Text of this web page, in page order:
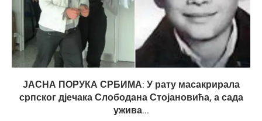
ЈАСНА ПОРУКА СРБИМА: У рату масакрирала
српског дјечака Слободана Стојановића, а сада
ужива...